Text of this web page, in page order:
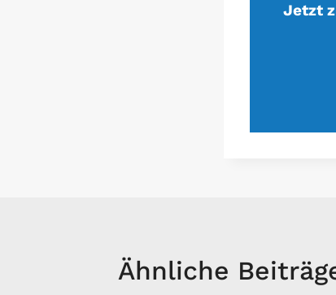
Jetzt
Ähnliche